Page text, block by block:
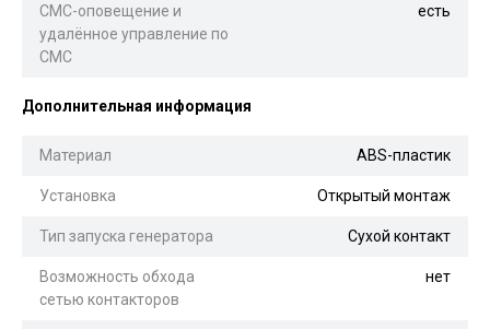
СМС-оповещение и
удалённое управление по
СМС
есть
Дополнительная информация
Материал ABS-пластик
Установка Открытый монтаж
Тип запуска генератора Сухой контакт
Возможность обхода
сетью контакторов
нет